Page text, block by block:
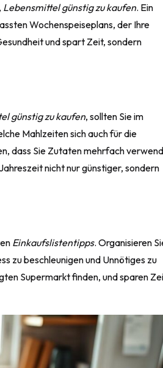
Lebensmittel günstig zukaufen. Ein
Wochenspeiseplans, der Ihre
und spart Zeit, sondern
günstig zu kaufen, sollten Sie im
Mahlzeiten sich auch für die
dass Sie Zutaten mehrfach
nicht nur günstiger, sondern
Einkaufslistentipps. Organisieren
zu beschleunigen und Unnötiges zu
Supermarkt finden, und sparen